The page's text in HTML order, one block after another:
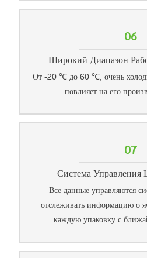
06
Широкий Диапазон
От -20 ℃ до 60 ℃, очень
повлияет на его
07
Система
Все данные управляются
отслеживать информацию о
каждую упаковку с